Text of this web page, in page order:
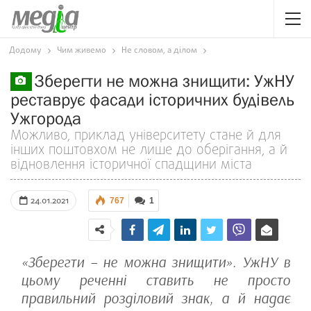
Додому Чим живемо Не словом, а ділом
Зберегти не можна знищити: УжНУ
реставрує фасади історичних будівель
Ужгорода
Можливо, приклад університету стане й для
інших поштовхом не лише до оберігання, а й
відновлення історичної спадщини міста
24.01.2021 1
767
«Зберегти – не можна знищити». УжНУ в
цьому реченні ставить не просто
правильний розділовий знак, а й надає